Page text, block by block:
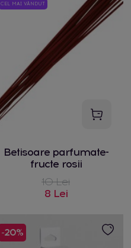
CEL MAI VÂNDUT
Betisoare parfumate-
fructe rosii
10 Lei
8 Lei
-20%